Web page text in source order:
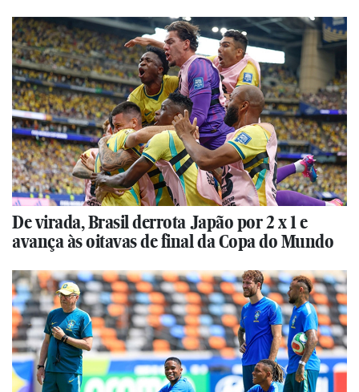
De virada, Brasil derrota Japão por 2 x 1 e
avança às oitavas de final da Copa do Mundo